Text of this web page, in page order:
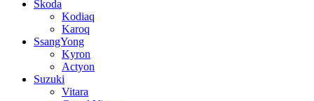
Skoda
Kodiaq
Karoq
SsangYong
Kyron
Actyon
Suzuki
Vitara